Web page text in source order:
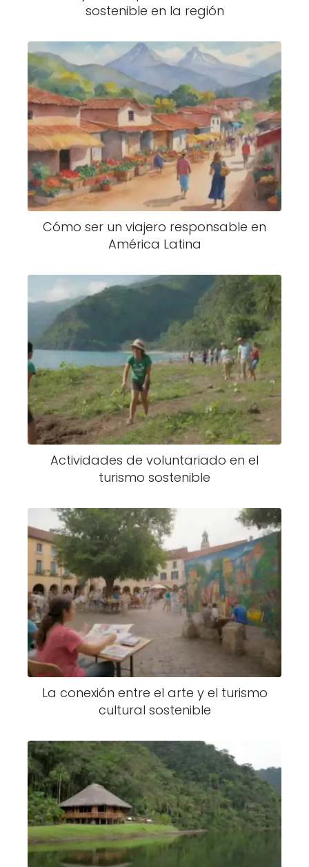
sostenible en la región
Cómo ser un viajero responsable en
América Latina
Actividades de voluntariado en el
turismo sostenible
La conexión entre el arte y el turismo
cultural sostenible